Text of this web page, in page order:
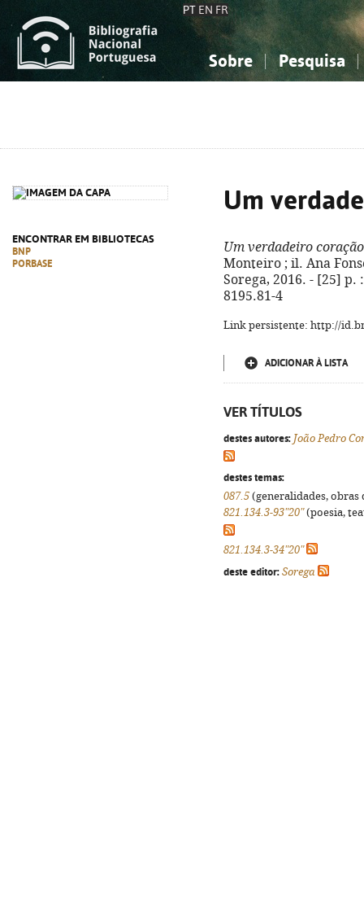
PT EN FR
Sobre Pesquisa
ENCONTRAR EM BIBLIOTECAS
BNP
PORBASE
Um
Um verdadeiro coração
Monteiro ; il. Ana
Sorega, 2016. - [25] p.
8195.81-4
Link persistente: http://
ADICIONAR À LISTA
VER TÍTULOS
destes autores: João Pedro
destes temas:
087.5 (generalidades,
821.134.3-93"20"(poesia,
821.134.3-34"20"
deste editor: Sorega